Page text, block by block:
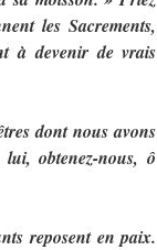
les Sacrements,
à devenir de vrais
dont nous avons
obtenez-nous, ô
reposent en paix.